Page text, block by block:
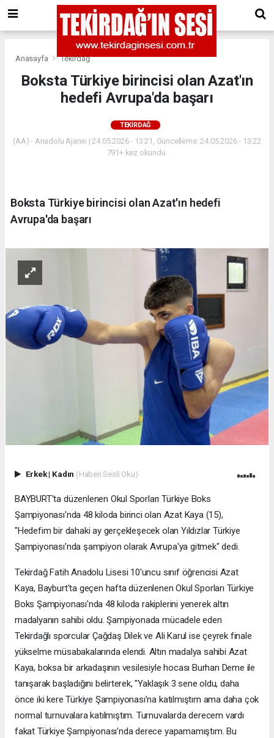
Anasayfa Tekirdağ
Boksta Türkiye birincisi olan Azat'ın
hedefi Avrupa'da başarı
TEKIRDAĞ
(AA) - Anadolu Ajansı | 24.05.2026 - 13:21, Güncelleme: 24.05.2026 - 13:22
791+ kez okundu.
Boksta Türkiye birincisi olan Azat'ın hedefi
Avrupa'da başarı
Erkek| Kadın (Haberi Sesli Oku)
BAYBURT'ta düzenlenen Okul Sporları Türkiye Boks
Şampiyonası'nda 48 kiloda birinci olan Azat Kaya (15),
"Hedefim bir dahaki ay gerçekleşecek olan Yıldızlar Türkiye
Şampiyonası'nda şampiyon olarak Avrupa'ya gitmek" dedi.
Tekirdağ Fatih Anadolu Lisesi 10'uncu sınıf öğrencisi Azat
Kaya, Bayburt'ta geçen hafta düzenlenen Okul Sporları Türkiye
Boks Şampiyonası'nda 48 kiloda rakiplerini yenerek altın
madalyanın sahibi oldu. Şampiyonada mücadele eden
Tekirdağlı sporcular Çağdaş Dilek ve Ali Karul ise çeyrek finale
yükselme müsabakalarında elendi. Altın madalya sahibi Azat
Kaya, boksa bir arkadaşının vesilesiyle hocası Burhan Deme ile
tanışarak başladığını belirterek, "Yaklaşık 3 sene oldu, daha
önce iki kere Türkiye Şampiyonası'na katılmıştım ama daha çok
normal turnuvalara katılmıştım. Turnuvalarda derecem vardı
fakat Türkiye Şampiyonası'nda derece yapamamıştım. Bu